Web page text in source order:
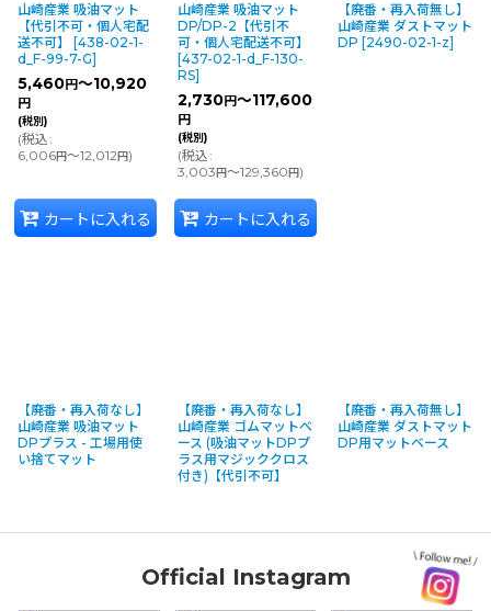
山崎産業 吸油マット
【代引不可・個人宅配
送不可】
[438-02-1-
d_F-99-7-G]
5,460円～10,920
円
(税別)
(税込:
6,006円～12,012円)
カートに入れる
山崎産業 吸油マット
DP/DP-2【代引不
可・個人宅配送不可】
[437-02-1-d_F-130-
RS]
2,730円～117,600
円
(税別)
(税込:
3,003円～129,360円)
カートに入れる
【廃番・再入荷無し】
山崎産業 ダストマット
DP [2490-02-1-z]
【廃番・再入荷なし】
山崎産業 吸油マット
DPプラス - 工場用使
い捨てマット
【廃番・再入荷なし】
山崎産業 ゴムマットベ
ース (吸油マットDPプ
ラス用マジッククロス
付き)【代引不可】
【廃番・再入荷無し】
山崎産業 ダストマット
DP用マットベース
Official Instagram